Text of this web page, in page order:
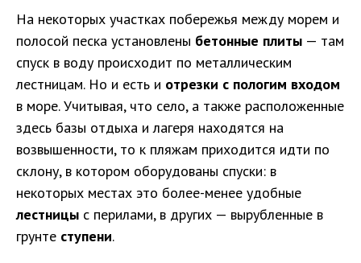
На некоторых участках побережья между морем и
полосой песка установлены бетонные плиты — там
спуск в воду происходит по металлическим
лестницам. Но и есть и отрезки с пологим входом
в море. Учитывая, что село, а также расположенные
здесь базы отдыха и лагеря находятся на
возвышенности, то к пляжам приходится идти по
склону, в котором оборудованы спуски: в
некоторых местах это более-менее удобные
лестницы с перилами, в других — вырубленные в
грунте ступени.